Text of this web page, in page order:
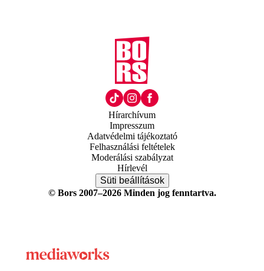
Hírarchívum
Impresszum
Adatvédelmi tájékoztató
Felhasználási feltételek
Moderálási szabályzat
Hírlevél
Süti beállítások
© Bors 2007–2026 Minden jog fenntartva.